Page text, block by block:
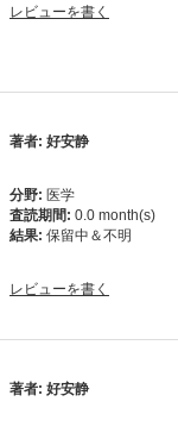
レビューを書く
著者: 好安静
分野: 医学
査読期間: 0.0 month(s)
結果: 保留中＆不明
レビューを書く
著者: 好安静